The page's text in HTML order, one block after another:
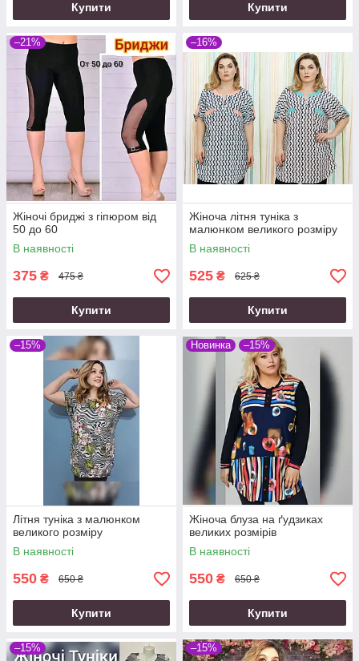
Купити Купити
–21%
Жіночі бриджі з гіпюром від
50 до 60
В наявності
375 ₴ 475 ₴
Купити
–16%
Жіноча літня туніка з
малюнком великого розміру
В наявності
525 ₴ 625 ₴
Купити
–15%
Літня туніка з малюнком
великого розміру
В наявності
550 ₴ 650 ₴
Купити
Новинка –15%
Жіноча блуза на ґудзиках
великих розмірів
В наявності
550 ₴ 650 ₴
Купити
–15% –15%